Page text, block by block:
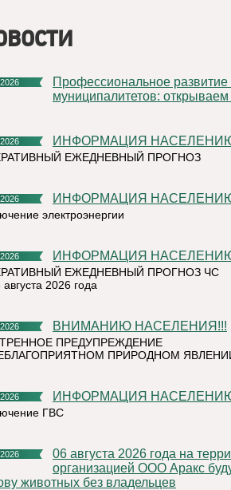
Профессиональное развитие в цифровом университете
муниципалитетов:
ИНФОРМАЦИЯ
ЕЖЕДНЕВНЫЙ ПРОГНОЗ
ИНФОРМАЦИЯ
электроэнергии
ИНФОРМАЦИЯ
ЕЖЕДНЕВНЫЙ ПРОГНОЗ ЧС
2026 года
ВНИМАНИЮ НАСЕЛЕНИЯ!!!
ПРЕДУПРЕЖДЕНИЕ
ПРИРОДНОМ
ИНФОРМАЦИЯ
ГВС
06 августа 2026 года на территории Княжпогостского района,
организацией ООО Аракс
животных без владельцев